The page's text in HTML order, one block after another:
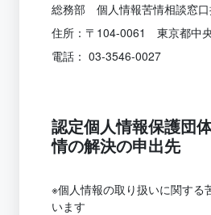
総務部 個人情報苦情相談窓
住所：〒104-0061 東京都中
電話： 03-3546-0027
認定個人情報保護団
情の解決の申出先
※個人情報の取り扱いに関する
います